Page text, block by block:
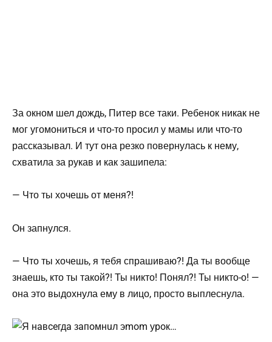
За окном шел дождь, Питер все таки. Ребенок никак не
мог угомониться и что-то просил у мамы или что-то
рассказывал. И тут она резко повернулась к нему,
схватила за рукав и как зашипела:
— Что ты хочешь от меня?!
Он запнулся.
— Что ты хочешь, я тебя спрашиваю?! Да ты вообще
знаешь, кто ты такой?! Ты никто! Понял?! Ты никто-о! —
она это выдохнула ему в лицо, просто выплеснула.